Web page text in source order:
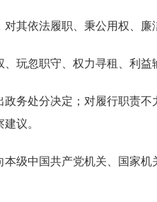
依法履职、秉公用权、廉
忽职守、权力寻租、利益
处分决定；对履行职责不
议。
中国共产党机关、国家机